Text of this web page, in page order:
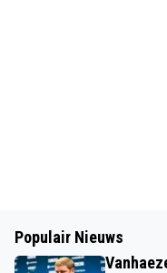
Populair Nieuws